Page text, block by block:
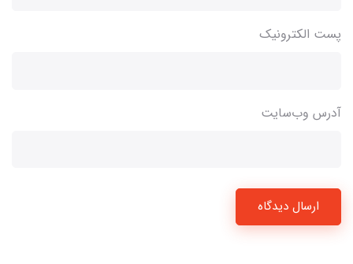
پست الکترونیک
آدرس وب‌سایت
ارسال دیدگاه